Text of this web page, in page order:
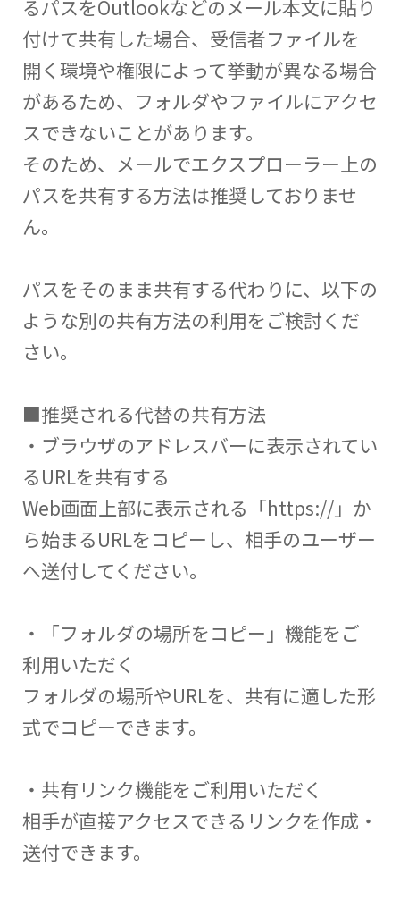
るパスをOutlookなどのメール本文に貼り
付けて共有した場合、受信者ファイルを
開く環境や権限によって挙動が異なる場合
があるため、フォルダやファイルにアクセ
スできないことがあります。
そのため、メールでエクスプローラー上の
パスを共有する方法は推奨しておりませ
ん。
パスをそのまま共有する代わりに、以下の
ような別の共有方法の利用をご検討くだ
さい。
■推奨される代替の共有方法
・ブラウザのアドレスバーに表示されてい
るURLを共有する
Web画面上部に表示される「https://」か
ら始まるURLをコピーし、相手のユーザー
へ送付してください。
・「フォルダの場所をコピー」機能をご
利用いただく
フォルダの場所やURLを、共有に適した形
式でコピーできます。
・共有リンク機能をご利用いただく
相手が直接アクセスできるリンクを作成・
送付できます。